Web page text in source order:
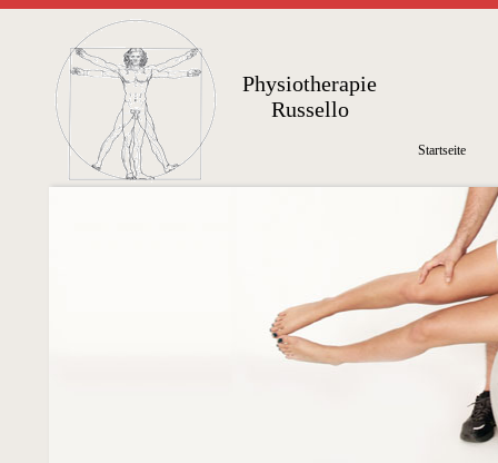
Physiotherapie
Russello
Startseite